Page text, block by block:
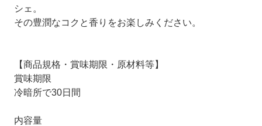
シェ。
その豊潤なコクと香りをお楽しみください。
【商品規格・賞味期限・原材料等】
賞味期限
冷暗所で30日間
内容量